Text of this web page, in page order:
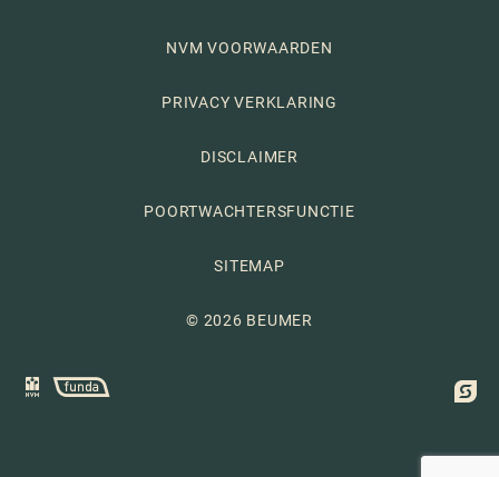
NVM VOORWAARDEN
PRIVACY VERKLARING
DISCLAIMER
POORTWACHTERSFUNCTIE
SITEMAP
© 2026 BEUMER